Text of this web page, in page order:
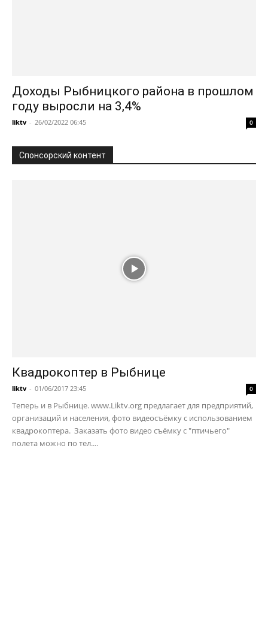
Доходы Рыбницкого района в прошлом
году выросли на 3,4%
liktv - 26/02/2022 06:45 0
Спонсорский контент
Квадрокоптер в Рыбнице
liktv - 01/06/2017 23:45 0
Теперь и в Рыбнице. www.Liktv.org предлагает для предприятий,
организаций и населения, фото видеосъёмку с использованием
квадрокоптера. Заказать фото видео съёмку с "птичьего"
полета можно по тел....